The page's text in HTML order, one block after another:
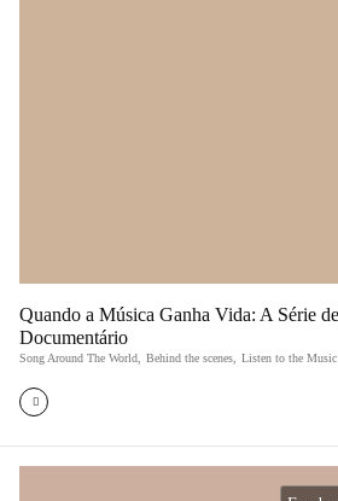
Quando a Música Ganha Vida: A Série
Documentário
Song Around The World Behind the scenes Listen to the Music